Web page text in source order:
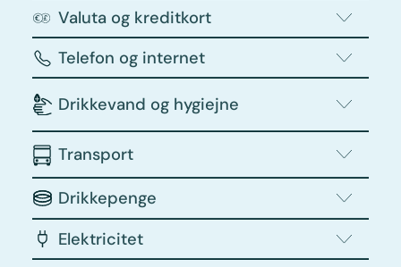
Valuta og kreditkort
Telefon og internet
Drikkevand og hygiejne
Transport
Drikkepenge
Elektricitet